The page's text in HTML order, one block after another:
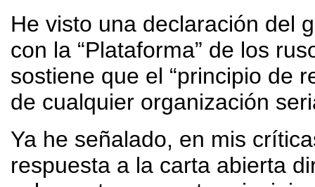
He visto una declaración del
con la “Plataforma” de los
sostiene que el “principio de
de cualquier organización
Ya he señalado, en mis
respuesta a la carta abierta